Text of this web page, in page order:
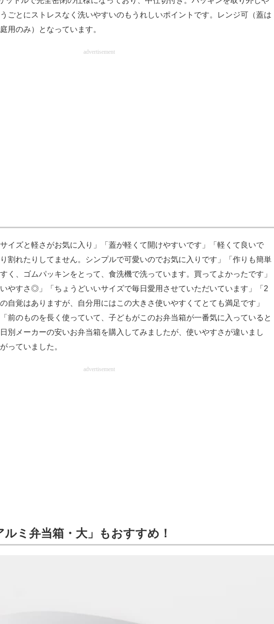
ごとにストレスなく洗いやすいのもうれしいポイントです。レンジ可（蓋は
用のみ）となっています。
advertisement
イズと軽さがお気に入り」「蓋が軽くて開けやすいです」「軽くて良いで
割れたりしてません。シンプルで可愛いのでお気に入りです」「作りも簡単
く、ゴムパッキンをとって、食洗機で洗っています。買ってよかったです」
いやすさ◎」「ちょうどいいサイズで毎日愛用させていただいています」「2
自覚はありますが、自分用にはこの大きさ使いやすくてとても満足です」
前のものを長く使っていて、子どもがこのお弁当箱が一番気に入っていると
別メーカーの安いお弁当箱を購入してみましたが、使いやすさが違いまし
っていました。
advertisement
ミ弁当箱・大」もおすすめ！